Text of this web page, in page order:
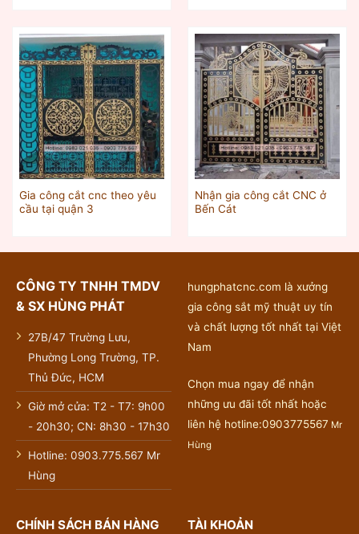
Gia công cắt cnc theo yêu
cầu tại quận 3
Nhận gia công cắt CNC ở
Bến Cát
CÔNG TY TNHH TMDV
& SX HÙNG PHÁT
27B/47 Trường Lưu,
Phường Long Trường, TP.
Thủ Đức, HCM
Giờ mở cửa: T2 - T7: 9h00
- 20h30; CN: 8h30 - 17h30
Hotline: 0903.775.567 Mr
Hùng
hungphatcnc.com là xưởng
gia công sắt mỹ thuật uy tín
và chất lượng tốt nhất tại Việt
Nam
Chọn mua ngay để nhận
những ưu đãi tốt nhất hoặc
liên hệ hotline:0903775567 Mr
Hùng
CHÍNH SÁCH BÁN HÀNG TÀI KHOẢN